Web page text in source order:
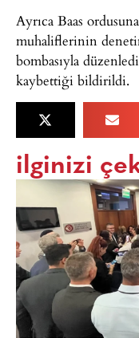
Ayrıca Baas
muhaliflerinin
bombasıyla
kaybettiği bildirildi.
ilginizi